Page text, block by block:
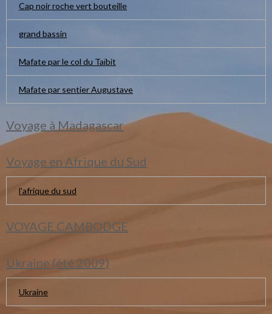
Cap noir roche vert bouteille
grand bassin
Mafate par le col du Taïbit
Mafate par sentier Augustave
Voyage à Madagascar
Voyage en Afrique du Sud
l'afrique du sud
VOYAGE CAMBODGE
Ukraine (été 2009)
Ukraine